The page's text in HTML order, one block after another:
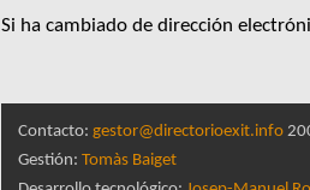
Si ha cambiado de dirección
Contacto: gestor@directorioexit.info
Gestión: Tomàs Baiget